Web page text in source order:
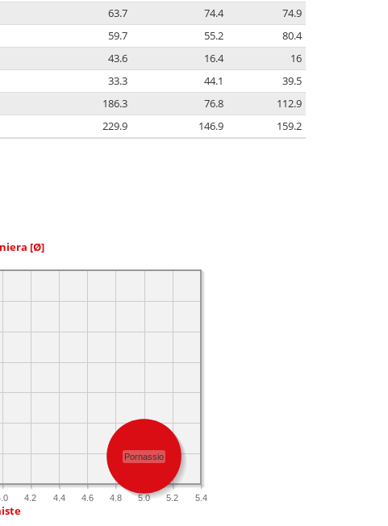
63.7 74.4
74.9
59.7 55.2
80.4
43.6 16.4
16
33.3 44.1
39.5
186.3 76.8
112.9
229.9 146.9 159.2
[Ø]
4.2 4.4 4.6 4.8 5.0 5.2 5.4
Pornassio